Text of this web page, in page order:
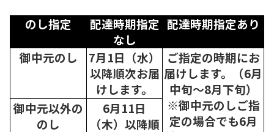
のし指定
配達時期指定
なし
配達時期指定あり
御中元のし
7月1日（水）
以降順次お届
けします。
ご指定の時期にお
届けします。（6月
中旬～8月下旬）
※御中元のしご指
定の場合でも6月
御中元以外の
のし
6月11日
（木）以降順